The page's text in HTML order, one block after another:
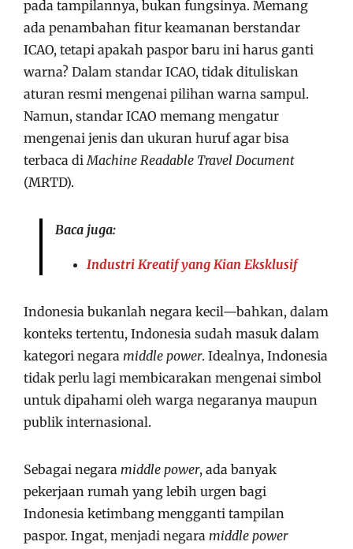
pada tampilannya, bukan fungsinya. Memang
ada penambahan fitur keamanan berstandar
ICAO, tetapi apakah paspor baru ini harus ganti
warna? Dalam standar ICAO, tidak dituliskan
aturan resmi mengenai pilihan warna sampul.
Namun, standar ICAO memang mengatur
mengenai jenis dan ukuran huruf agar bisa
terbaca diMachine Readable Travel Document
(MRTD).
Baca juga:
Industri Kreatif yang Kian Eksklusif
Indonesia bukanlah negara kecil—bahkan, dalam
konteks tertentu, Indonesia sudah masuk dalam
kategori negara middle power. Idealnya, Indonesia
tidak perlu lagi membicarakan mengenai simbol
untuk dipahami oleh warga negaranya maupun
publik internasional.
Sebagai negara middle power, ada banyak
pekerjaan rumah yang lebih urgen bagi
Indonesia ketimbang mengganti tampilan
paspor. Ingat, menjadi negara middle power